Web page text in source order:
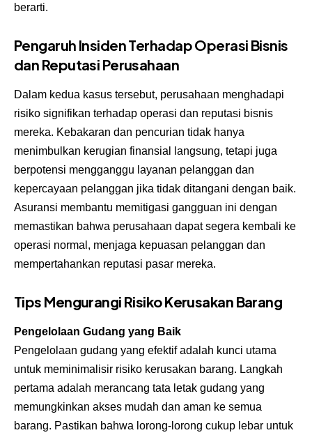
berarti.
Pengaruh Insiden Terhadap Operasi Bisnis
dan Reputasi Perusahaan
Dalam kedua kasus tersebut, perusahaan menghadapi
risiko signifikan terhadap operasi dan reputasi bisnis
mereka. Kebakaran dan pencurian tidak hanya
menimbulkan kerugian finansial langsung, tetapi juga
berpotensi mengganggu layanan pelanggan dan
kepercayaan pelanggan jika tidak ditangani dengan baik.
Asuransi membantu memitigasi gangguan ini dengan
memastikan bahwa perusahaan dapat segera kembali ke
operasi normal, menjaga kepuasan pelanggan dan
mempertahankan reputasi pasar mereka.
Tips Mengurangi Risiko Kerusakan Barang
Pengelolaan Gudang yang Baik
Pengelolaan gudang yang efektif adalah kunci utama
untuk meminimalisir risiko kerusakan barang. Langkah
pertama adalah merancang tata letak gudang yang
memungkinkan akses mudah dan aman ke semua
barang. Pastikan bahwa lorong-lorong cukup lebar untuk